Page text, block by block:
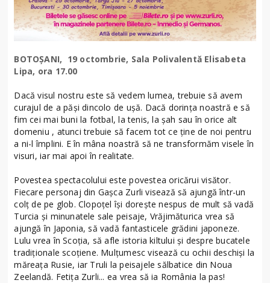
BOTOȘANI, 19 octombrie, Sala Polivalentă Elisabeta
Lipa, ora 17.00
Dacă visul nostru este să vedem lumea, trebuie să avem
curajul de a păși dincolo de ușă. Dacă dorința noastră e să
fim cei mai buni la fotbal, la tenis, la șah sau în orice alt
domeniu , atunci trebuie să facem tot ce ține de noi pentru
a ni-l împlini. E în mâna noastră să ne transformăm visele în
visuri, iar mai apoi în realitate.
Povestea spectacolului este povestea oricărui visător.
Fiecare personaj din Gașca Zurli visează să ajungă într-un
colț de pe glob. Clopoțel își dorește nespus de mult să vadă
Turcia și minunatele sale peisaje, Vrăjimăturica vrea să
ajungă în Japonia, să vadă fantasticele grădini japoneze.
Lulu vrea în Scoția, să afle istoria kiltului și despre bucatele
tradiționale scoțiene. Mulțumesc visează cu ochii deschiși la
măreața Rusie, iar Truli la peisajele sălbatice din Noua
Zeelandă. Fetița Zurli... ea vrea să ia România la pas!